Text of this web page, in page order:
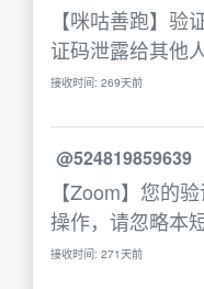
【咪咕善跑】
证码泄露给其他
接收时间: 269天前
@524819859639
【Zoom】您的
操作，请忽略本
接收时间: 271天前